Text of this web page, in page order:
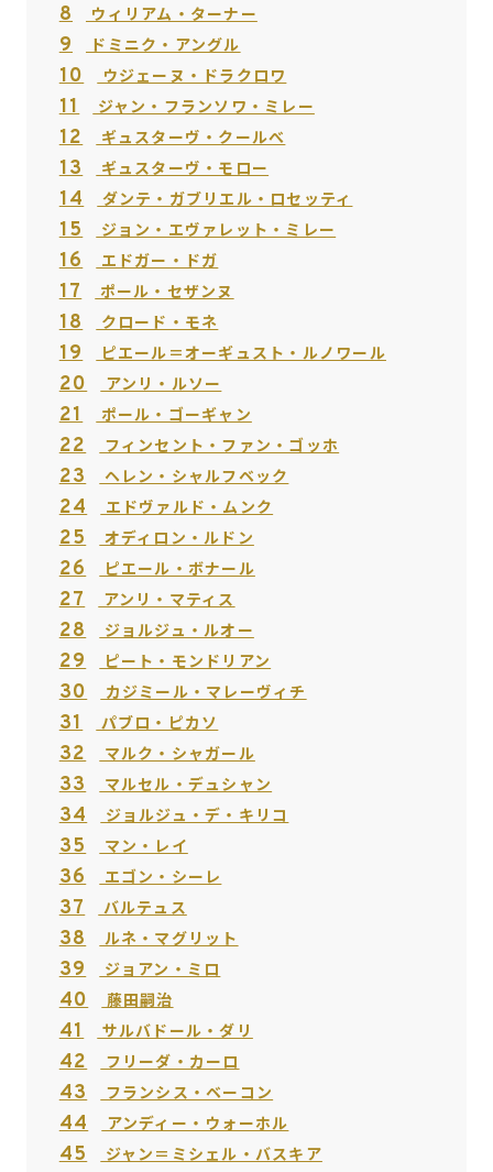
8 ウィリアム・ターナー
9 ドミニク・アングル
10 ウジェーヌ・ドラクロワ
11 ジャン・フランソワ・ミレー
12 ギュスターヴ・クールべ
13 ギュスターヴ・モロー
14 ダンテ・ガブリエル・ロセッティ
15 ジョン・エヴァレット・ミレー
16 エドガー・ドガ
17 ポール・セザンヌ
18 クロード・モネ
19 ピエール＝オーギュスト・ルノワール
20 アンリ・ルソー
21 ポール・ゴーギャン
22 フィンセント・ファン・ゴッホ
23 ヘレン・シャルフベック
24 エドヴァルド・ムンク
25 オディロン・ルドン
26 ピエール・ボナール
27 アンリ・マティス
28 ジョルジュ・ルオー
29 ピート・モンドリアン
30 カジミール・マレーヴィチ
31 パブロ・ピカソ
32 マルク・シャガール
33 マルセル・デュシャン
34 ジョルジュ・デ・キリコ
35 マン・レイ
36 エゴン・シーレ
37 バルテュス
38 ルネ・マグリット
39 ジョアン・ミロ
40 藤田嗣治
41 サルバドール・ダリ
42 フリーダ・カーロ
43 フランシス・ベーコン
44 アンディー・ウォーホル
45 ジャン＝ミシェル・バスキア